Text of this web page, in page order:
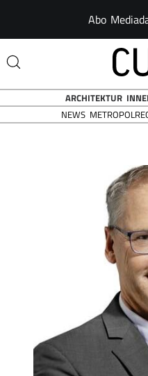
Abo
ARCHITEKTUR
NEWS